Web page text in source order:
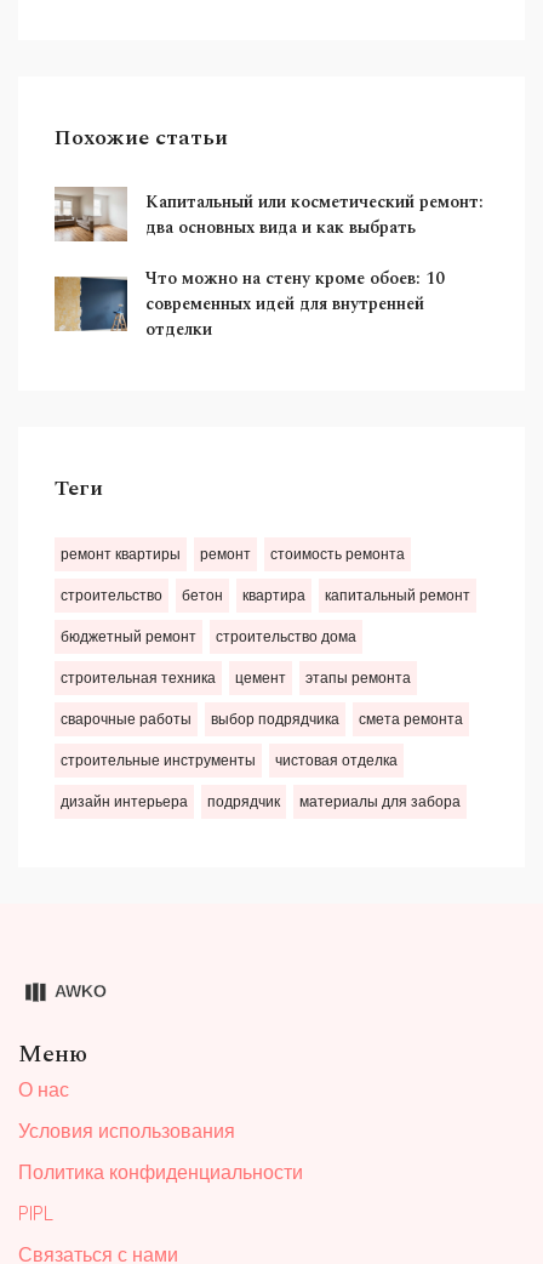
Похожие статьи
Капитальный или косметический ремонт:
два основных вида и как выбрать
Что можно на стену кроме обоев: 10
современных идей для внутренней
отделки
Теги
ремонт квартиры ремонт стоимость ремонта
строительство бетон квартира капитальный ремонт
бюджетный ремонт строительство дома
строительная техника цемент этапы ремонта
сварочные работы выбор подрядчика смета ремонта
строительные инструменты чистовая отделка
дизайн интерьера подрядчик материалы для забора
Меню
О нас
Условия использования
Политика конфиденциальности
PIPL
Связаться с нами